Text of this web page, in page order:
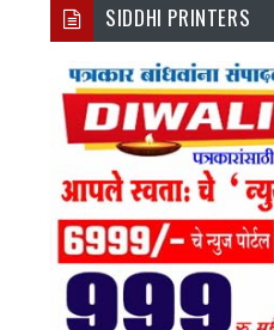
Ebo
Ok
SIDDHI PRINTERS